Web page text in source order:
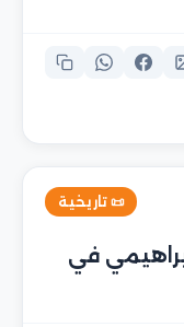
📜 تاريخية
في